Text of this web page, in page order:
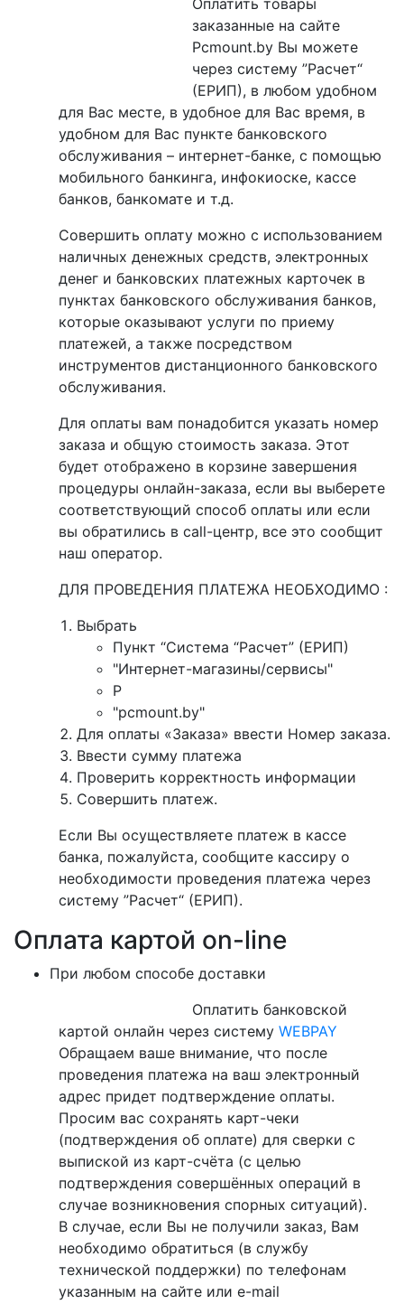
Оплатить товары
заказанные на сайте
Pcmount.by Вы можете
через систему ”Расчет“
(ЕРИП), в любом удобном
для Вас месте, в удобное для Вас время, в
удобном для Вас пункте банковского
обслуживания – интернет-банке, с помощью
мобильного банкинга, инфокиоске, кассе
банков, банкомате и т.д.
Совершить оплату можно с использованием
наличных денежных средств, электронных
денег и банковских платежных карточек в
пунктах банковского обслуживания банков,
которые оказывают услуги по приему
платежей, а также посредством
инструментов дистанционного банковского
обслуживания.
Для оплаты вам понадобится указать номер
заказа и общую стоимость заказа. Этот
будет отображено в корзине завершения
процедуры онлайн-заказа, если вы выберете
соответствующий способ оплаты или если
вы обратились в call-центр, все это сообщит
наш оператор.
ДЛЯ ПРОВЕДЕНИЯ ПЛАТЕЖА НЕОБХОДИМО :
Выбрать
Пункт “Система “Расчет” (ЕРИП)
"Интернет-магазины/сервисы"
P
"pcmount.by"
Для оплаты «Заказа» ввести Номер заказа.
Ввести сумму платежа
Проверить корректность информации
Совершить платеж.
Если Вы осуществляете платеж в кассе
банка, пожалуйста, сообщите кассиру о
необходимости проведения платежа через
систему ”Расчет“ (ЕРИП).
Оплата картой on-line
При любом способе доставки
Оплатить банковской
картой онлайн через систему WEBPAY
Обращаем ваше внимание, что после
проведения платежа на ваш электронный
адрес придет подтверждение оплаты.
Просим вас сохранять карт-чеки
(подтверждения об оплате) для сверки с
выпиской из карт-счёта (с целью
подтверждения совершённых операций в
случае возникновения спорных ситуаций).
В случае, если Вы не получили заказ, Вам
необходимо обратиться (в службу
технической поддержки) по телефонам
указанным на сайте или e-mail